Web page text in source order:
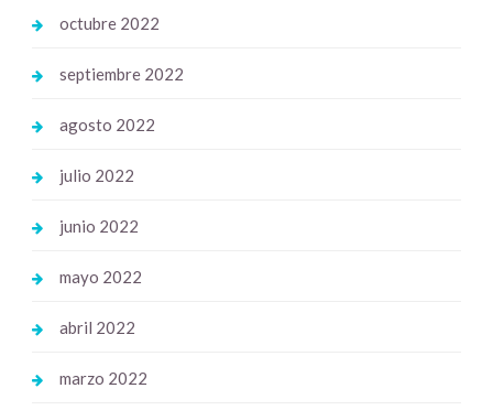
octubre 2022
septiembre 2022
agosto 2022
julio 2022
junio 2022
mayo 2022
abril 2022
marzo 2022